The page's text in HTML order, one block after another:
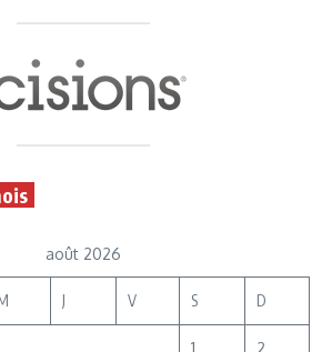
août 2026
J V S D